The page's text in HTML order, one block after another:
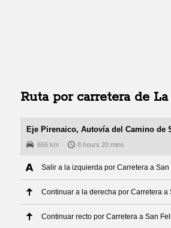
Ruta por carretera de
Eje Pirenaico, Autovía del Camino de
666 km 8 hours 20 mins
Salir a la izquierda por Carretera a San
Continuar a la derecha por Carretera a
Continuar recto por Carretera a San